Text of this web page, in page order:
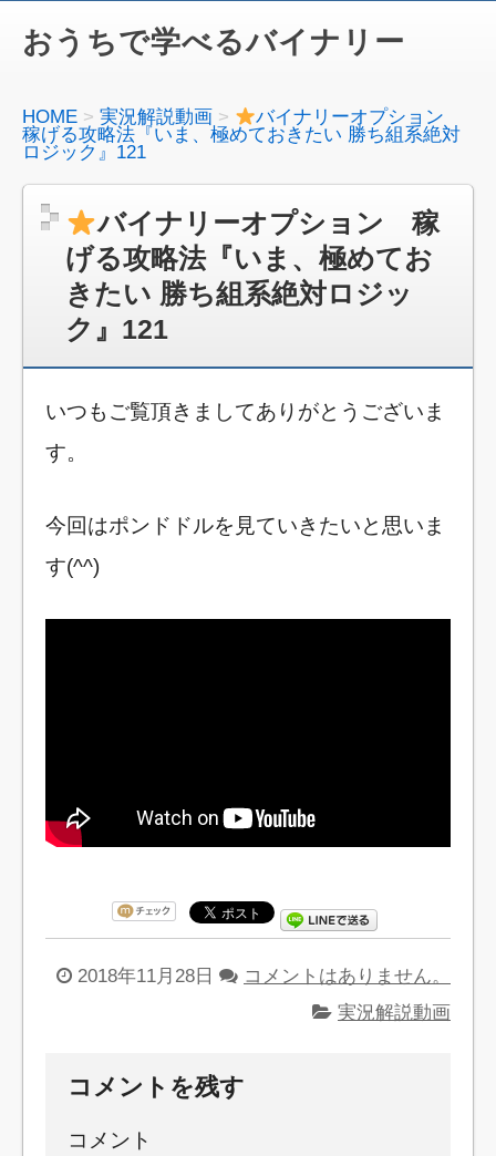
おうちで学べるバイナリー
HOME 実況解説動画
バイナリーオプション
稼げる攻略法『いま、極めておきたい 勝ち組系絶対
ロジック』121
バイナリーオプション 稼
げる攻略法『いま、極めてお
きたい 勝ち組系絶対ロジッ
ク』121
いつもご覧頂きましてありがとうございま
す。
今回はポンドドルを見ていきたいと思いま
す(^^)
2018年11月28日
コメントはありません。
実況解説動画
コメントを残す
コメント